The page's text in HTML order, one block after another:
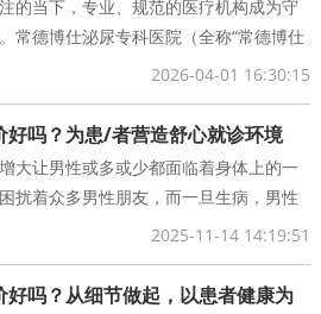
的当下，专业、规范的医疗机构成为守
常德博仕泌尿专科医院（全称“常德博仕
2026-04-01 16:30:15
好吗？为患/者营造舒心就诊环境
大让男性或多或少都面临着身体上的一
扰着众多男性朋友，而一旦生病，男性
心，选择正规的男科门诊2025-11-14 14:19:51
吗？从细节做起，以患者健康为